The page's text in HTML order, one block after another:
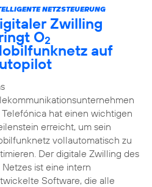
NETZSTEUERUNG
Zwilling
O2
auf
Telefónica hat einen wichtigen
erreicht, um sein
vollautomatisch zu
Der digitale Zwilling des
Netzes ist eine intern
Software, die alle